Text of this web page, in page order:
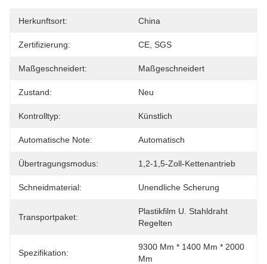
Herkunftsort: China
Zertifizierung: CE, SGS
Maßgeschneidert: Maßgeschneidert
Zustand: Neu
Kontrolltyp: Künstlich
Automatische Note: Automatisch
Übertragungsmodus: 1,2-1,5-Zoll-Kettenantrieb
Schneidmaterial: Unendliche Scherung
Transportpaket:
Plastikfilm U. Stahldraht
Regelten
Spezifikation:
9300 Mm * 1400 Mm * 2000
Mm